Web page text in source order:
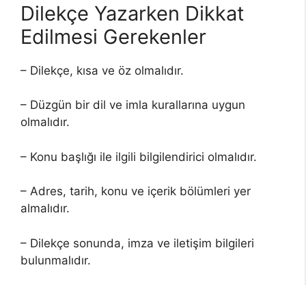
Dilekçe Yazarken Dikkat
Edilmesi Gerekenler
– Dilekçe, kısa ve öz olmalıdır.
– Düzgün bir dil ve imla kurallarına uygun
olmalıdır.
– Konu başlığı ile ilgili bilgilendirici olmalıdır.
– Adres, tarih, konu ve içerik bölümleri yer
almalıdır.
– Dilekçe sonunda, imza ve iletişim bilgileri
bulunmalıdır.